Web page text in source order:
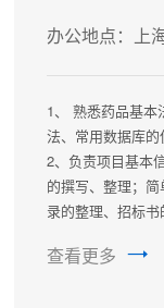
办公地点：上
1、 熟悉药品基本
法、常用数据库的
2、负责项目基本
的撰写、整理；
录的整理、招标书
4、负责解答、指
查看更多